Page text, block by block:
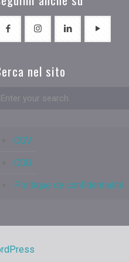
nel sito
CGV
CGU
Politique de confidentialité